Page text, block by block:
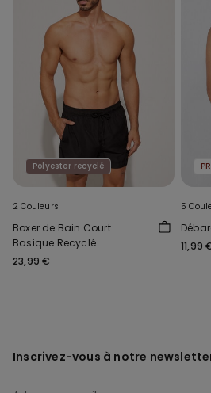
Polyester recyclé
2 Couleurs
Boxer de Bain Court
Basique Recyclé
23,99 €
5
11,99
Inscrivez-vous à notre